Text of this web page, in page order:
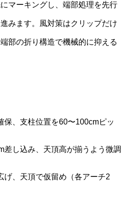
マーキングし、端部処理を先行
みます。風対策はクリップだけ
部の折り構造で機械的に抑える
保、支柱位置を60〜100cmピッ
差し込み、天頂高が揃うよう微調
げ、天頂で仮留め（各アーチ2